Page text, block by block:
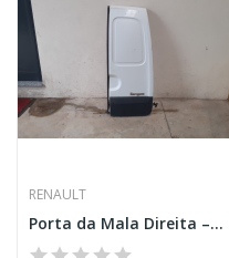
RENAULT
Porta da Mala Direita – RENAULT KANGOO (KC0/1_)